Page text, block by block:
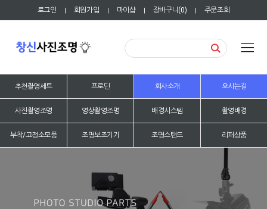
로그인 | 회원가입 | 마이샵 | 장바구니(0) | 주문조회
추천촬영세트 프로딘 회사소개 오시는길
사진촬영조명 영상촬영조명 배경시스템 촬영배경
부착/고정소모품 조명보조기기 조명스탠드 리퍼상품